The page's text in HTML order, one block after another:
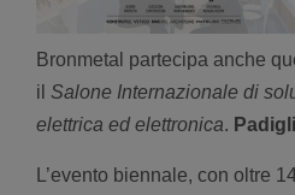
Bronmetal partecipa anche
il Salone Internazionale di
elettrica ed elettronica.
L’evento biennale, con oltre